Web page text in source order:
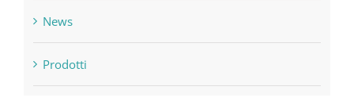
News
Prodotti